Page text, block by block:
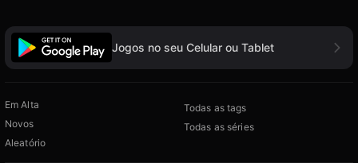
Jogos no seu Celular ou Tablet
Em Alta
Novos
Aleatório
Todas as tags
Todas as séries